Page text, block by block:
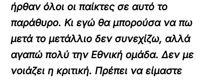
ήρθαν όλοι οι παίκτες σε αυτό το
παράθυρο. Κι εγώ θα μπορούσα να πω
μετά το μετάλλιο δεν συνεχίζω, αλλά
αγαπώ πολύ την Εθνική ομάδα. Δεν με
νοιάζει η κριτική. Πρέπει να είμαστε